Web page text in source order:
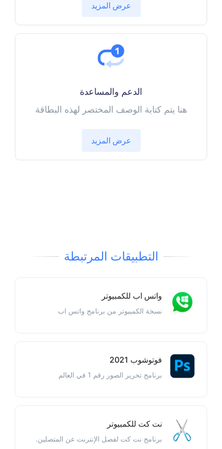
عرض المزيد
الدعم والمساعدة
هنا يتم كتابة الوصف المختصر لهذه البطاقة
عرض المزيد
التطبيقات المرتبطة
واتس اب للكمبيوتر
نسخة الكمبيوتر من برنامج واتس اب
فوتوشوب 2021
برنامج تحرير الصور رقم 1 في العالم
نت كت للكمبيوتر
برنامج نت كت لفصل الإنترنت عن المتصلين.